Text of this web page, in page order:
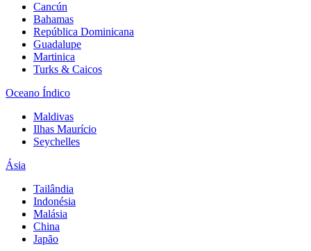
Cancún
Bahamas
República Dominicana
Guadalupe
Martinica
Turks & Caicos
Oceano Índico
Maldivas
Ilhas Maurício
Seychelles
Ásia
Tailândia
Indonésia
Malásia
China
Japão